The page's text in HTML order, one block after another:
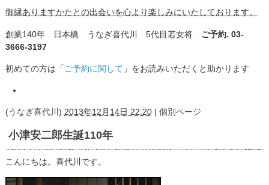
御縁ありますかたとの出会いを心より楽しみにいたしております。
創業140年 日本橋 うなぎ喜代川 5代目若女将 ご予約. 03-
3666-3197
初めての方は「 ご予約に関して 」をお読みいただくと助かります
(うなぎ喜代川 ) 2013年12月14日 22:20| 個別ページ
小津安二郎生誕110年
こんにちは。喜代川です。